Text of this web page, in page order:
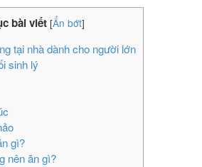
bài viết [Ẩn bớt]
tại nhà dành cho người lớn
sinh lý
gì?
nên ăn gì?